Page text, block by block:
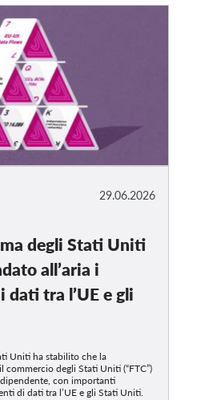
29.06.2026
degli Stati Uniti
all’aria i
tra l’UE e gli
Uniti ha stabilito che la
commercio degli Stati Uniti (“FTC”)
con importanti
di dati tra l’UE e gli Stati Uniti.